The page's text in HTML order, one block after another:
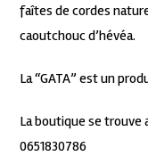
faîtes de cordes
caoutchouc d’hévéa.
La “GATA” est un
La boutique se trouve
0651830786